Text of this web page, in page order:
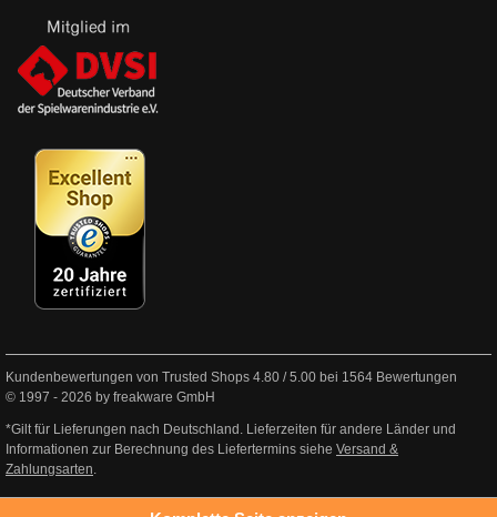
Kundenbewertungen von Trusted Shops 4.80 /5.00 bei 1564 Bewertungen
© 1997 - 2026 by freakware GmbH
*Gilt für Lieferungen nach Deutschland. Lieferzeiten für andere Länder und
Informationen zur Berechnung des Liefertermins siehe Versand &
Zahlungsarten.